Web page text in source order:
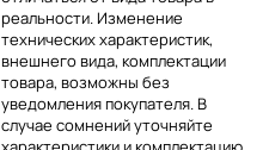
реальности. Изменение
технических характеристик,
внешнего вида, комплектации
товара, возможны без
уведомления покупателя. В
случае сомнений уточняйте